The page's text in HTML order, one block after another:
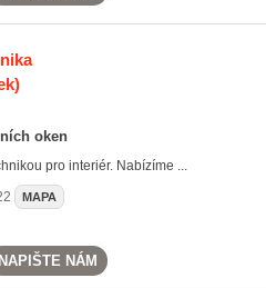
oken
pro interiér. Nabízíme ...
MAPA
NAPIŠTE NÁM